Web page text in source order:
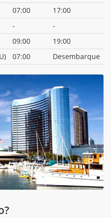
07:00
17:00
-
-
09:00
19:00
07:00 Desembarque